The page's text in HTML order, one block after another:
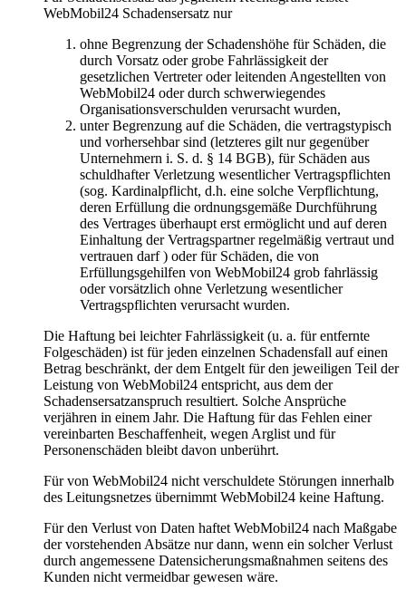
WebMobil24 Schadensersatz nur
ohne Begrenzung der Schadenshöhe für Schäden, die
durch Vorsatz oder grobe Fahrlässigkeit der
gesetzlichen Vertreter oder leitenden Angestellten von
WebMobil24 oder durch schwerwiegendes
Organisationsverschulden verursacht wurden,
unter Begrenzung auf die Schäden, die vertragstypisch
und vorhersehbar sind (letzteres gilt nur gegenüber
Unternehmern i. S. d. § 14 BGB), für Schäden aus
schuldhafter Verletzung wesentlicher Vertragspflichten
(sog. Kardinalpflicht, d.h. eine solche Verpflichtung,
deren Erfüllung die ordnungsgemäße Durchführung
des Vertrages überhaupt erst ermöglicht und auf deren
Einhaltung der Vertragspartner regelmäßig vertraut und
vertrauen darf ) oder für Schäden, die von
Erfüllungsgehilfen von WebMobil24 grob fahrlässig
oder vorsätzlich ohne Verletzung wesentlicher
Vertragspflichten verursacht wurden.
Die Haftung bei leichter Fahrlässigkeit (u. a. für entfernte
Folgeschäden) ist für jeden einzelnen Schadensfall auf einen
Betrag beschränkt, der dem Entgelt für den jeweiligen Teil der
Leistung von WebMobil24 entspricht, aus dem der
Schadensersatzanspruch resultiert. Solche Ansprüche
verjähren in einem Jahr. Die Haftung für das Fehlen einer
vereinbarten Beschaffenheit, wegen Arglist und für
Personenschäden bleibt davon unberührt.
Für von WebMobil24 nicht verschuldete Störungen innerhalb
des Leitungsnetzes übernimmt WebMobil24 keine Haftung.
Für den Verlust von Daten haftet WebMobil24 nach Maßgabe
der vorstehenden Absätze nur dann, wenn ein solcher Verlust
durch angemessene Datensicherungsmaßnahmen seitens des
Kunden nicht vermeidbar gewesen wäre.